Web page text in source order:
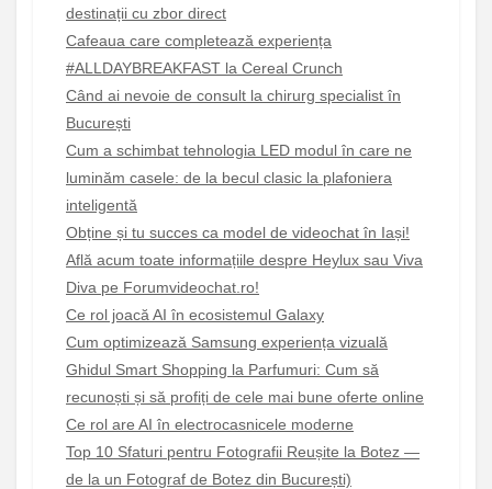
destinații cu zbor direct
Cafeaua care completează experiența
#ALLDAYBREAKFAST la Cereal Crunch
Când ai nevoie de consult la chirurg specialist în
București
Cum a schimbat tehnologia LED modul în care ne
luminăm casele: de la becul clasic la plafoniera
inteligentă
Obține și tu succes ca model de videochat în Iași!
Află acum toate informațiile despre Heylux sau Viva
Diva pe Forumvideochat.ro!
Ce rol joacă AI în ecosistemul Galaxy
Cum optimizează Samsung experiența vizuală
Ghidul Smart Shopping la Parfumuri: Cum să
recunoști și să profiți de cele mai bune oferte online
Ce rol are AI în electrocasnicele moderne
Top 10 Sfaturi pentru Fotografii Reușite la Botez —
de la un Fotograf de Botez din București)